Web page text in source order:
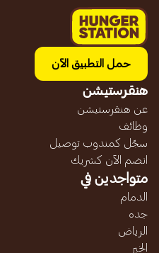
حمل التطبيق الآن
هنقرستيشن
عن هنقرستيشن
وظائف
سجّل كمندوب توصيل
انضم الآن كشريك
متواجدين في
الدمام
جده
الرياض
الخبر